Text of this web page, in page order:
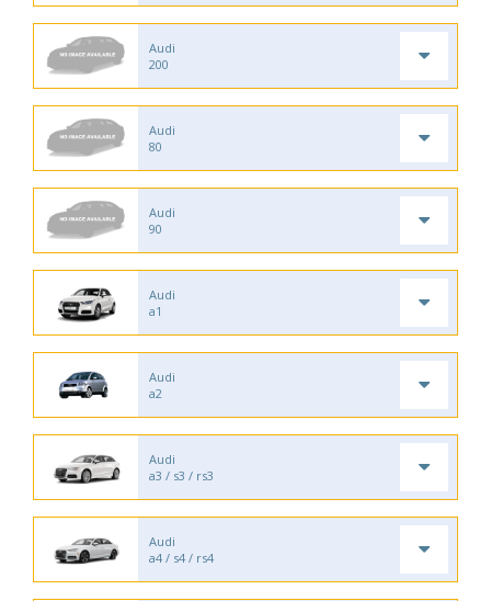
Audi
200
Audi
80
Audi
90
Audi
a1
Audi
a2
Audi
a3 / s3 / rs3
Audi
a4 / s4 / rs4